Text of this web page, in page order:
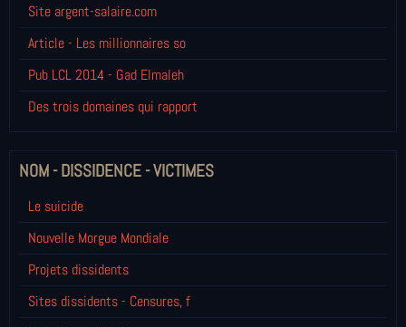
Site argent-salaire.com
Article - Les millionnaires so
Pub LCL 2014 - Gad Elmaleh
Des trois domaines qui rapport
NOM - DISSIDENCE - VICTIMES
Le suicide
Nouvelle Morgue Mondiale
Projets dissidents
Sites dissidents - Censures, f